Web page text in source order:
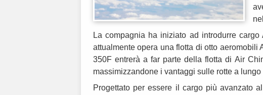
La compagnia ha iniziato ad introdurre
attualmente opera una flotta di otto aeromobili
350F entrerà a far parte della flotta di Air
massimizzandone i vantaggi sulle rotte a
Progettato per essere il cargo più avanzato